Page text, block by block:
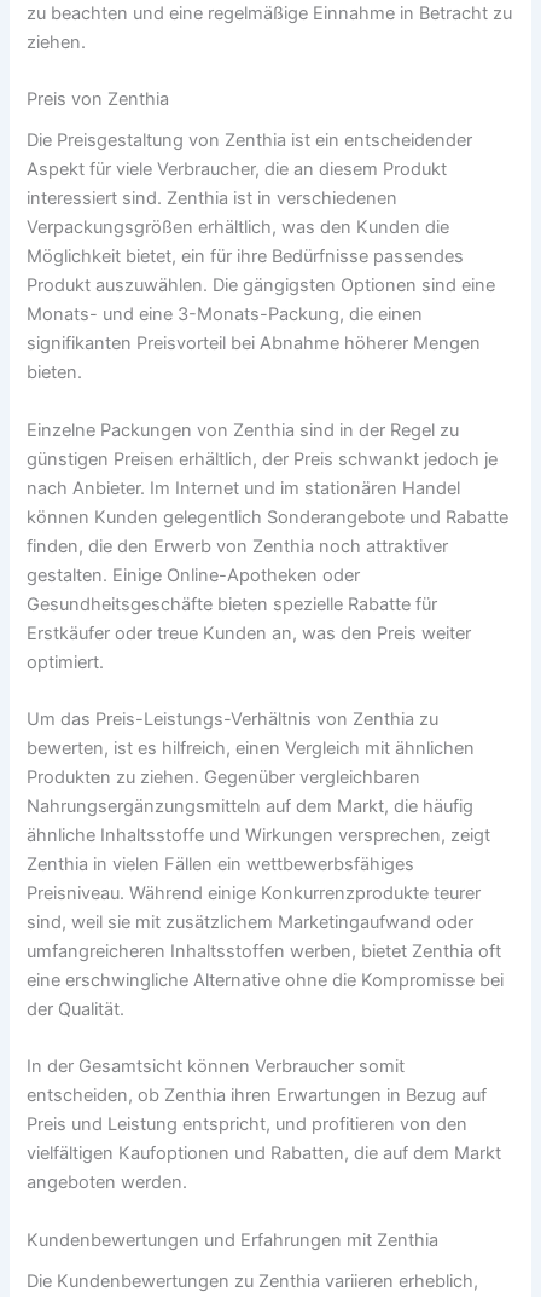
zu beachten und eine regelmäßige Einnahme in Betracht zu
ziehen.
Preis von Zenthia
Die Preisgestaltung von Zenthia ist ein entscheidender
Aspekt für viele Verbraucher, die an diesem Produkt
interessiert sind. Zenthia ist in verschiedenen
Verpackungsgrößen erhältlich, was den Kunden die
Möglichkeit bietet, ein für ihre Bedürfnisse passendes
Produkt auszuwählen. Die gängigsten Optionen sind eine
Monats- und eine 3-Monats-Packung, die einen
signifikanten Preisvorteil bei Abnahme höherer Mengen
bieten.
Einzelne Packungen von Zenthia sind in der Regel zu
günstigen Preisen erhältlich, der Preis schwankt jedoch je
nach Anbieter. Im Internet und im stationären Handel
können Kunden gelegentlich Sonderangebote und Rabatte
finden, die den Erwerb von Zenthia noch attraktiver
gestalten. Einige Online-Apotheken oder
Gesundheitsgeschäfte bieten spezielle Rabatte für
Erstkäufer oder treue Kunden an, was den Preis weiter
optimiert.
Um das Preis-Leistungs-Verhältnis von Zenthia zu
bewerten, ist es hilfreich, einen Vergleich mit ähnlichen
Produkten zu ziehen. Gegenüber vergleichbaren
Nahrungsergänzungsmitteln auf dem Markt, die häufig
ähnliche Inhaltsstoffe und Wirkungen versprechen, zeigt
Zenthia in vielen Fällen ein wettbewerbsfähiges
Preisniveau. Während einige Konkurrenzprodukte teurer
sind, weil sie mit zusätzlichem Marketingaufwand oder
umfangreicheren Inhaltsstoffen werben, bietet Zenthia oft
eine erschwingliche Alternative ohne die Kompromisse bei
der Qualität.
In der Gesamtsicht können Verbraucher somit
entscheiden, ob Zenthia ihren Erwartungen in Bezug auf
Preis und Leistung entspricht, und profitieren von den
vielfältigen Kaufoptionen und Rabatten, die auf dem Markt
angeboten werden.
Kundenbewertungen und Erfahrungen mit Zenthia
Die Kundenbewertungen zu Zenthia variieren erheblich,